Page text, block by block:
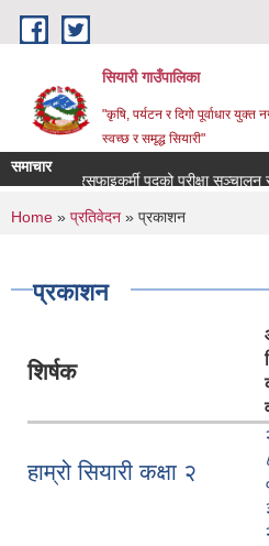
Skip to main content
सियारी गाउँपालिका
"कृषि, पर्यटन र दिगो पूर्वाधार युक्त
स्वच्छ र समृद्ध सियारी"
समाचार
सरसफाइकर्मी पदको परीक्षा सञ्चालन
You are here
Home » प्रतिवेदन » प्रकाशन
प्रकाशन
शिर्षक
हाम्रो सियारी कक्षा २